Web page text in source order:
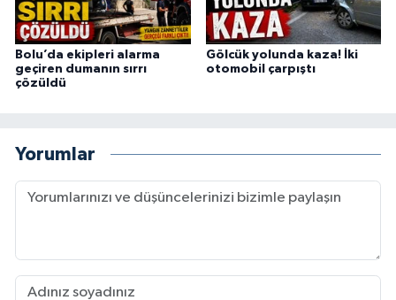
Bolu’da ekipleri alarma
geçiren dumanın sırrı
çözüldü
Gölcük yolunda kaza! İki
otomobil çarpıştı
Yorumlar